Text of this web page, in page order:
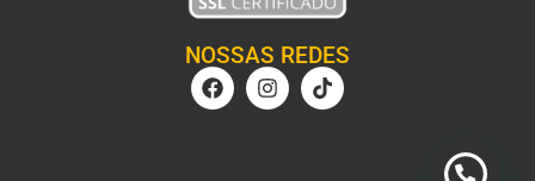
NOSSAS REDES